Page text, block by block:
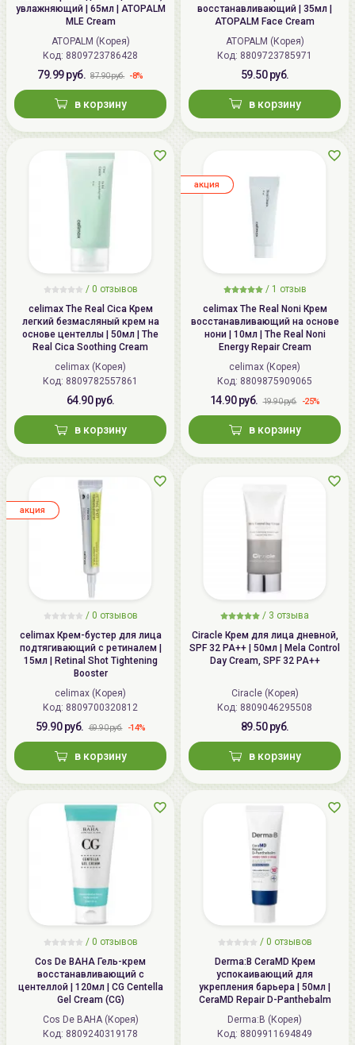
увлажняющий | 65мл | ATOPALM
MLE Cream
ATOPALM (Корея)
Код: 8809723786428
79.99 руб. 87.90 руб. -8%
в корзину
восстанавливающий | 35мл |
ATOPALM Face Cream
ATOPALM (Корея)
Код: 8809723785971
59.50 руб.
в корзину
/ 0 отзывов
celimax The Real Cica Крем
легкий безмасляный крем на
основе центеллы | 50мл | The
Real Cica Soothing Cream
celimax (Корея)
Код: 8809782557861
64.90 руб.
в корзину
/ 1 отзыв
celimax The Real Noni Крем
восстанавливающий на основе
нони | 10мл | The Real Noni
Energy Repair Cream
celimax (Корея)
Код: 8809875909065
14.90 руб. 19.90 руб. -25%
в корзину
aкция
/ 0 отзывов
celimax Крем-бустер для лица
подтягивающий с ретиналем |
15мл | Retinal Shot Tightening
Booster
celimax (Корея)
Код: 8809700320812
59.90 руб. 69.90 руб. -14%
в корзину
aкция
/ 3 отзыва
Ciracle Крем для лица дневной,
SPF 32 PA++ | 50мл | Mela Control
Day Cream, SPF 32 PA++
Ciracle (Корея)
Код: 8809046295508
89.50 руб.
в корзину
/ 0 отзывов
Cos De BAHA Гель-крем
восстанавливающий с
центеллой | 120мл | CG Centella
Gel Cream (CG)
Cos De BAHA (Корея)
Код: 8809240319178
/ 0 отзывов
Derma:B CeraMD Крем
успокаивающий для
укрепления барьера | 50мл |
CeraMD Repair D-Panthebalm
Derma:B (Корея)
Код: 8809911694849